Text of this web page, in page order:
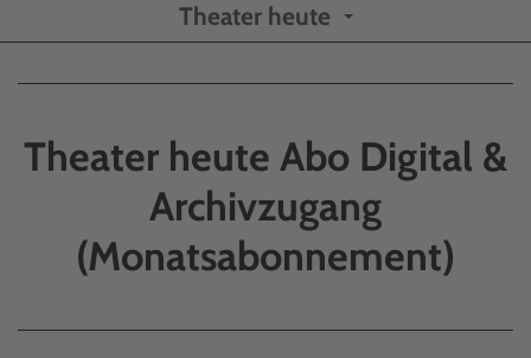
Theater heute
Theater heute Abo Digital &
Archivzugang
(Monatsabonnement)